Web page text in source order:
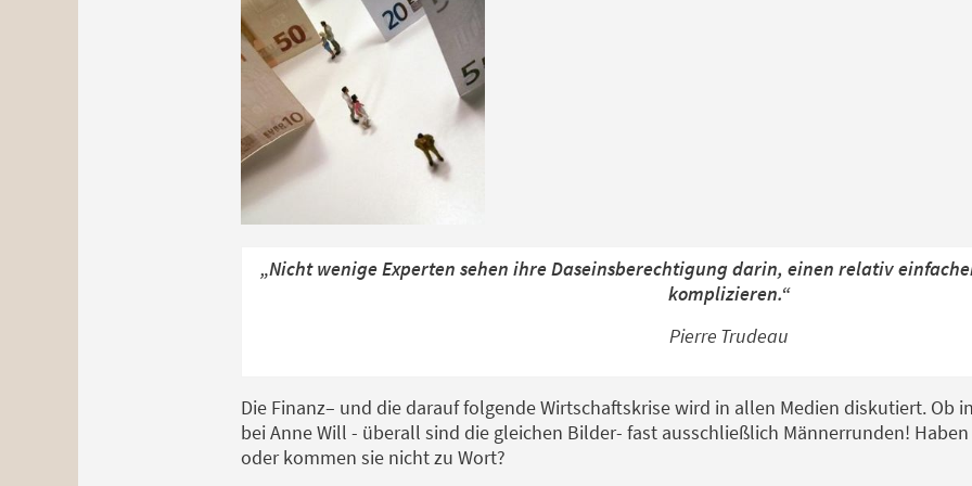
„Nicht wenige Experten sehen ihre Daseinsberechtigung darin, einen relativ
komplizieren.“
Pierre Trudeau
Die Finanz– und die darauf folgende Wirtschaftskrise wird in allen Medien diskutiert. Ob
bei Anne Will - überall sind die gleichen Bilder- fast ausschließlich Männerrunden!
oder kommen sie nicht zu Wort?